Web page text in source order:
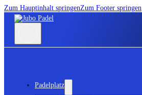
Zum Hauptinhalt springenZum Footer springen
Padelplatz